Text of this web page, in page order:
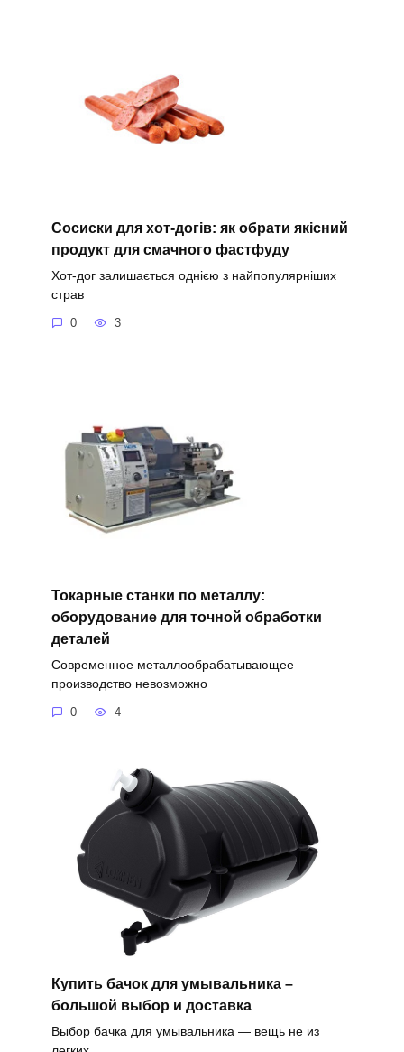
Сосиски для хот-догів: як обрати якісний
продукт для смачного фастфуду
Хот-дог залишається однією з найпопулярніших
страв
0 3
Токарные станки по металлу:
оборудование для точной обработки
деталей
Современное металлообрабатывающее
производство невозможно
0 4
Купить бачок для умывальника –
большой выбор и доставка
Выбор бачка для умывальника — вещь не из